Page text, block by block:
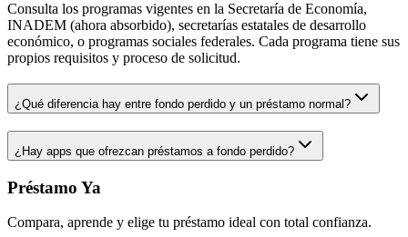
Consulta los programas vigentes en la Secretaría de Economía,
INADEM (ahora absorbido), secretarías estatales de desarrollo
económico, o programas sociales federales. Cada programa tiene sus
propios requisitos y proceso de solicitud.
¿Qué diferencia hay entre fondo perdido y un préstamo normal?
¿Hay apps que ofrezcan préstamos a fondo perdido?
Préstamo Ya
Compara, aprende y elige tu préstamo ideal con total confianza.